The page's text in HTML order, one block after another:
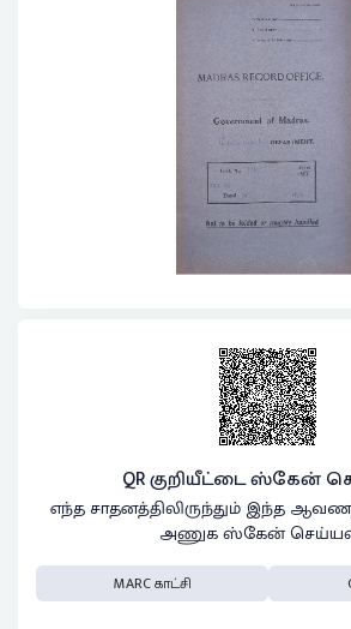
QR குறியீட்டை ஸ்கேன்
எந்த சாதனத்திலிருந்தும் இந்த
அணுக ஸ்கேன்
MARC காட்சி